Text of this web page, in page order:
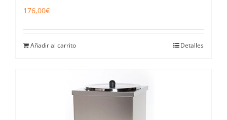
176,00€
Añadir al carrito Detalles